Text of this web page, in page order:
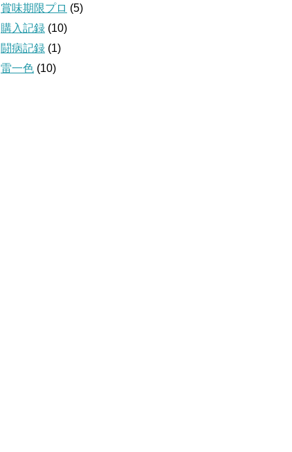
賞味期限プロ (5)
購入記録 (10)
闘病記録 (1)
雷一色 (10)